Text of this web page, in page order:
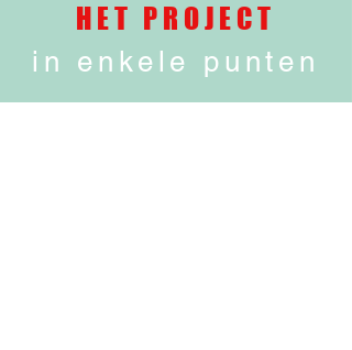
HET PROJECT
in enkele punten